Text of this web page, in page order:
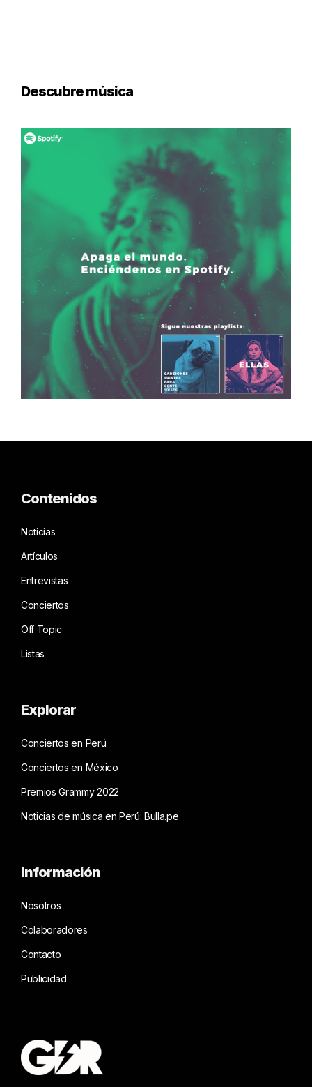
Descubre música
Contenidos
Noticias
Artículos
Entrevistas
Conciertos
Off Topic
Listas
Explorar
Conciertos en Perú
Conciertos en México
Premios Grammy 2022
Noticias de música en Perú: Bulla.pe
Información
Nosotros
Colaboradores
Contacto
Publicidad